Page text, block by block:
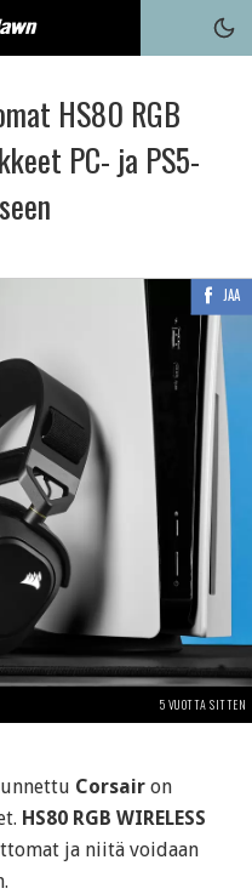
HS80 RGB
PC- ja PS5-
JAA
5 VUOTTA SITTEN
Corsair on
HS80 RGB WIRELESS
ja niitä voidaan